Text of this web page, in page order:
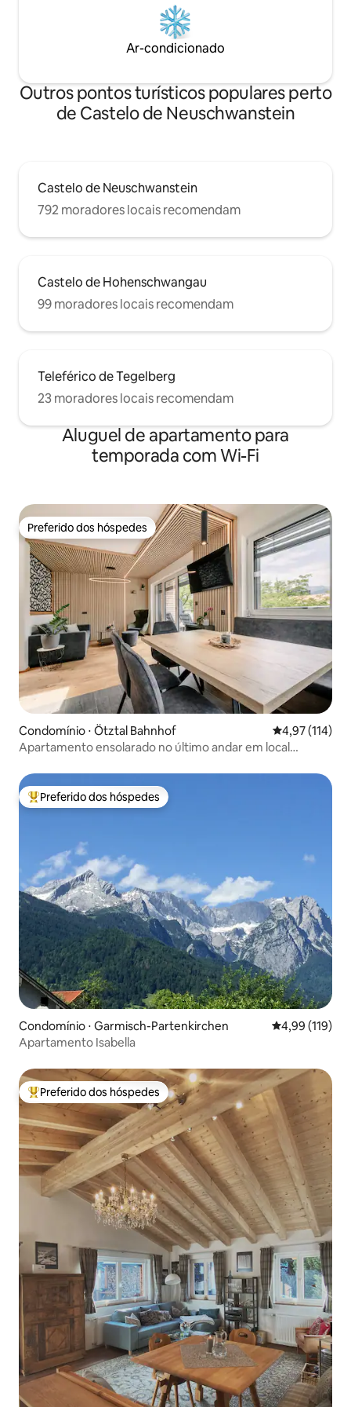
Ar-condicionado
Outros pontos turísticos populares perto
de Castelo de Neuschwanstein
Castelo de Neuschwanstein
792 moradores locais recomendam
Castelo de Hohenschwangau
99 moradores locais recomendam
Teleférico de Tegelberg
23 moradores locais recomendam
Aluguel de apartamento para
temporada com Wi-Fi
Preferido dos hóspedes
Preferido dos hóspedes
Condomínio ⋅ Ötztal Bahnhof 4,97 de uma
4,97 (114)
Apartamento ensolarado no último andar em local
Entre os melhores preferidos dos hóspedes
Preferido dos hóspedes
Condomínio ⋅ Garmisch-Partenkirchen 4,99 de uma
4,99 (119)
Apartamento Isabella
Entre os melhores preferidos dos hóspedes
Preferido dos hóspedes